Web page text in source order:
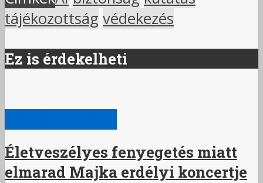
tájékozottság védekezés
Ez is érdekelheti
Életveszélyes fenyegetés miatt
elmarad Majka erdélyi koncertje